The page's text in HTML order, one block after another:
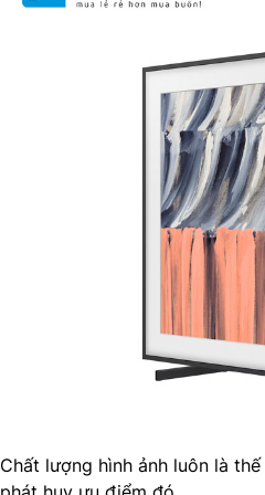
Chất lượng hình ảnh luôn là